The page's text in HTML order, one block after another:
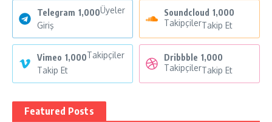
Telegram 1,000Üyeler
Giriş
Soundcloud 1,000
TakipçilerTakip Et
Vimeo 1,000Takipçiler
Takip Et
Dribbble 1,000
TakipçilerTakip Et
Featured Posts